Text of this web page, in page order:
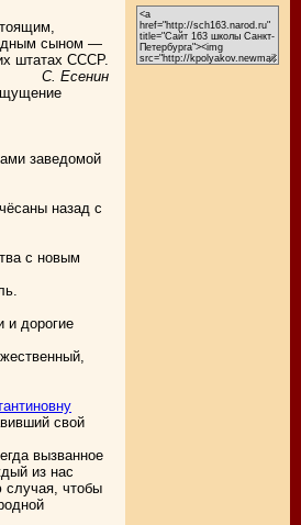
сыном —
штатах СССР.
С. Есенин
заведомой
назад с
с новым
и дорогие
свой
вызванное
из нас
случая, чтобы